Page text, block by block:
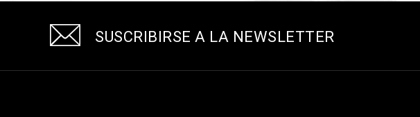
SUSCRIBIRSE A LA NEWSLETTER